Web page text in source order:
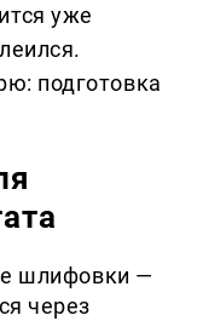
уже
подготовка
шлифовки —
через